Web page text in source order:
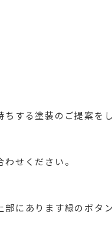
する塗装のご提案をし
せください。
部にあります緑のボタ